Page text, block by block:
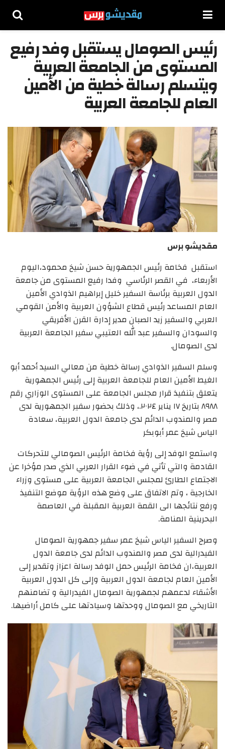
رئيس الصومال يستقبل وفد رفيع
المستوى من الجامعة العربية
ويتسلم رسالة خطية من الأمين
العام للجامعة العربية
مقديشو برس
استقبل فخامة رئيس الجمهورية حسن شيخ محمود،اليوم
الأربعاء، في القصر الرئاسي وفدا رفيع المستوى من جامعة
الدول العربية برئاسة السفير خليل إبراهيم الذوادي الأمين
العام المساعد رئيس قطاع الشؤون العربية والأمن القومي
العربي والسفير زيد الصبان مدير إدارة القرن الأفريقي
والسودان والسفير عبد الله العتيبي سفير الجامعة العربية
لدى الصومال.
وسلم السفير الذوادي رسالة خطية من معالي السيد أحمد أبو
الغيط الأمين العام للجامعة العربية إلى رئيس الجمهورية
يتعلق بتنفيذ قرار مجلس الجامعة على المستوى الوزاري رقم
٨٩٨٨ بتاريخ ١٧ يناير ٢٠٢٤.، وذلك بحضور سفير الجمهورية لدى
مصر والمندوب الدائم لدى جامعة الدول العربية، سعادة
الياس شيخ عمر أبوبكر
واستمع الوفد إلى رؤية فخامة الرئيس الصومالي للتحركات
القادمة والتي تأتي في ضوء القرار العربي الذي صدر مؤخرا عن
الاجتماع الطارئ لمجلس الجامعة العربية على مستوى وزراء
الخارجية ، وتم الاتفاق على وضع هذه الرؤية موضع التنفيذ
ورفع نتائجها الى القمة العربية المقبلة في العاصمة
البحرينية المنامة.
وصرح السفير الياس شيخ عمر سفير جمهورية الصومال
الفيدرالية لدى مصر والمندوب الدائم لدى جامعة الدول
العربية،ان فخامة الرئيس حمل الوفد رسالة اعزاز وتقدير إلى
الأمين العام لجامعة الدول العربية وإلى كل الدول العربية
الأشقاء لدعمهم لجمهورية الصومال الفيدرالية و تضامنهم
التاريخي مع الصومال ووحدتها وسيادتها على كامل أراضيها.